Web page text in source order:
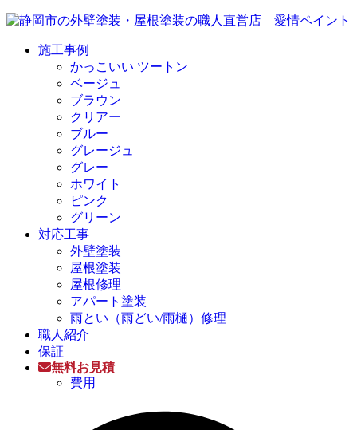
施工事例
かっこいい ツートン
ベージュ
ブラウン
クリアー
ブルー
グレージュ
グレー
ホワイト
ピンク
グリーン
対応工事
外壁塗装
屋根塗装
屋根修理
アパート塗装
雨とい（雨どい/雨樋）修理
職人紹介
保証
無料お見積
費用